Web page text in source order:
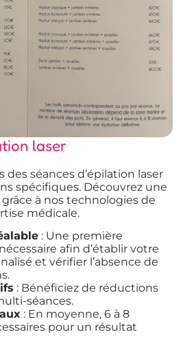
laser
des séances d’épilation laser
spécifiques. Découvrez une
à nos technologies de
médicale.
: Une première
afin d’établir votre
et vérifier l’absence de
: Bénéficiez de réductions
séances.
: En moyenne, 6 à 8
pour un résultat